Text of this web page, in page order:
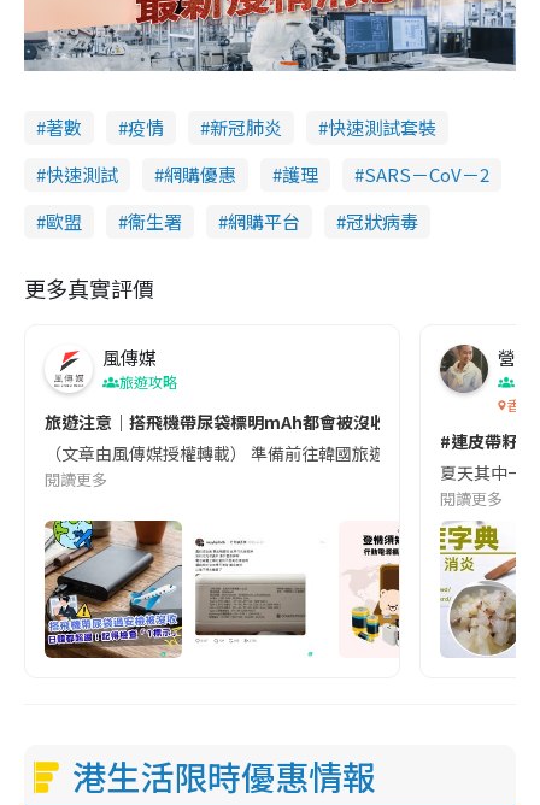
著數 疫情 新冠肺炎
快速測試套裝
快速測試
網購優惠 護理
SARS－CoV－2
歐盟
衞生署 網購平台 冠狀病毒
更多真實評價
風傳媒
旅遊攻略
旅遊注意｜搭飛機帶尿袋標明mAh都會被沒收😱出發前切記檢查
（文章由風傳媒授權轉載） 準備前往韓國旅遊的民眾，近期要
閱讀更多
營養
香港
#連皮帶籽
夏天其中一
閱讀更多
港生活限時優惠情報